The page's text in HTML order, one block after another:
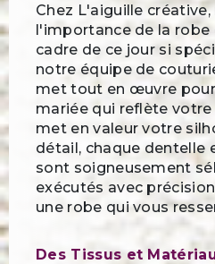
Chez L'aiguille
l'importance de la robe
cadre de ce jour si
notre équipe de
met tout en œuvre
mariée qui reflète
met en valeur votre
détail, chaque dentelle
sont soigneusement
exécutés avec
une robe qui vous
Des Tissus et